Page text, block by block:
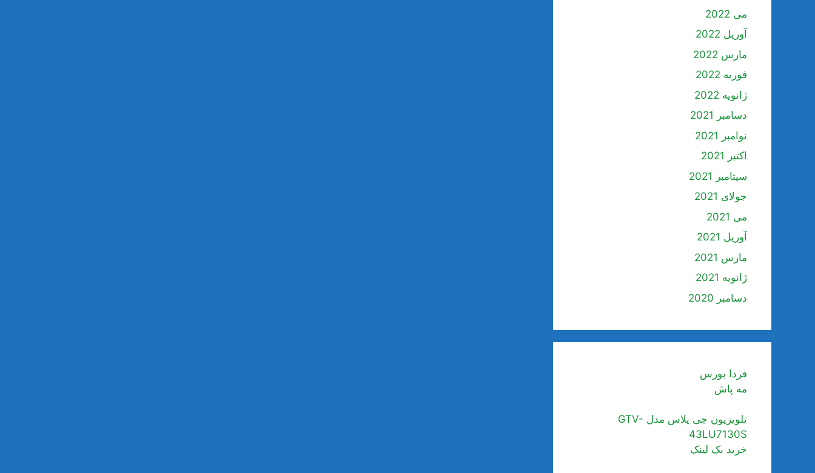
می 2022
آوریل 2022
مارس 2022
فوریه 2022
ژانویه 2022
دسامبر 2021
نوامبر 2021
اکتبر 2021
سپتامبر 2021
جولای 2021
می 2021
آوریل 2021
مارس 2021
ژانویه 2021
دسامبر 2020
فردا بورس
مه پاش
تلویزیون جی پلاس مدل GTV-
43LU7130S
خرید بک لینک